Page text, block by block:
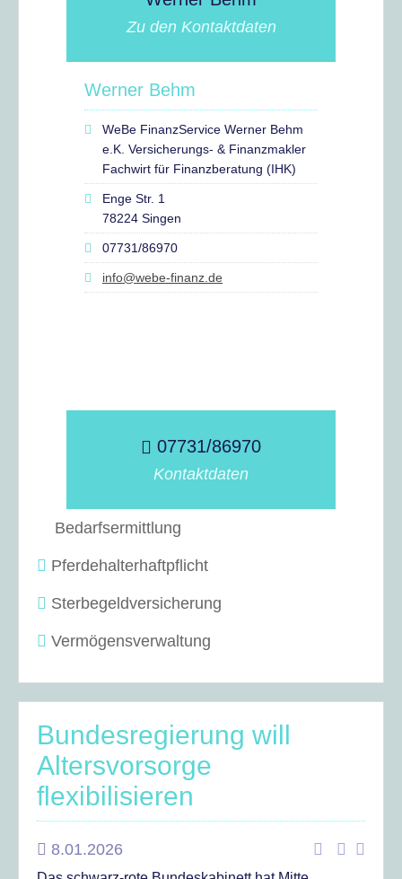
Zu den Kontaktdaten
Werner Behm
WeBe FinanzService Werner Behm
e.K. Versicherungs- & Finanzmakler
Fachwirt für Finanzberatung (IHK)
Enge Str. 1
78224 Singen
07731/86970
info@webe-finanz.de
07731/86970
Kontaktdaten
Bedarfsermittlung
Pferdehalterhaftpflicht
Sterbegeldversicherung
Vermögensverwaltung
Bundesregierung will
Altersvorsorge
flexibilisieren
8.01.2026